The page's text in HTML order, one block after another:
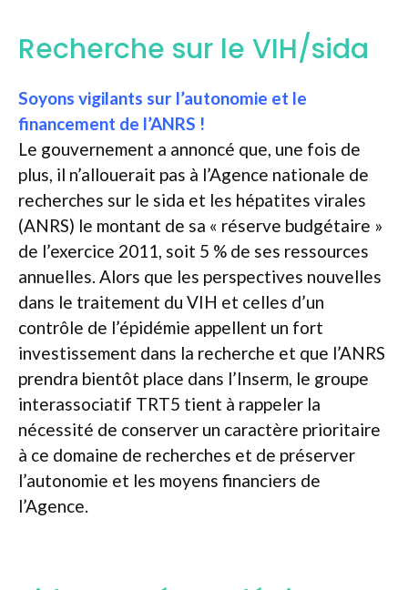
Recherche sur le VIH/sida
Soyons vigilants sur l’autonomie et le
financement de l’ANRS !
Le gouvernement a annoncé que, une fois de
plus, il n’allouerait pas à l’Agence nationale de
recherches sur le sida et les hépatites virales
(ANRS) le montant de sa « réserve budgétaire »
de l’exercice 2011, soit 5 % de ses ressources
annuelles. Alors que les perspectives nouvelles
dans le traitement du VIH et celles d’un
contrôle de l’épidémie appellent un fort
investissement dans la recherche et que l’ANRS
prendra bientôt place dans l’Inserm, le groupe
interassociatif TRT5 tient à rappeler la
nécessité de conserver un caractère prioritaire
à ce domaine de recherches et de préserver
l’autonomie et les moyens financiers de
l’Agence.